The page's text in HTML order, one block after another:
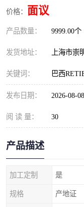
价格： 面议
产品数量： 9999.00个
发货地址： 上海市崇
关键词： 巴西
发布日期： 2026-08-08
阅 读 量： 30
产品描述
加工定制 是
规格 产地证